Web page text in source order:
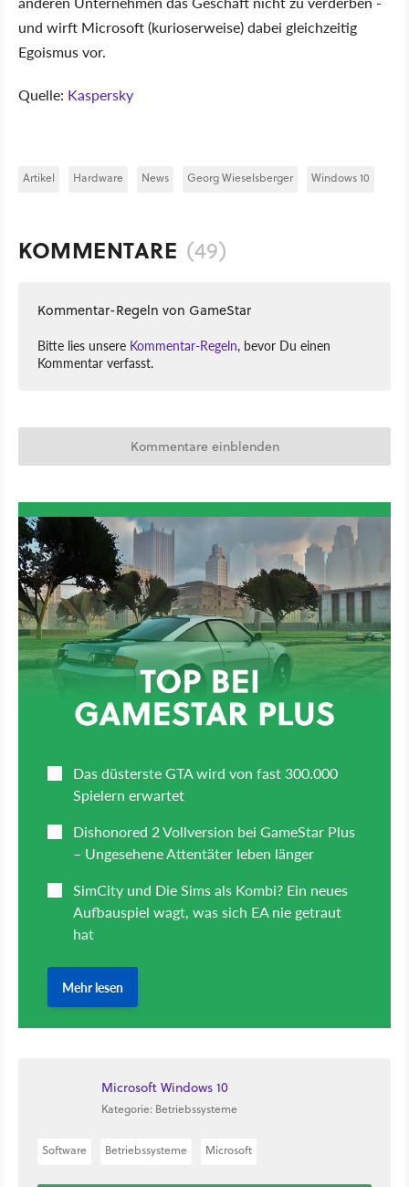
und wirft Microsoft (kurioserweise) dabei gleichzeitig
Egoismus vor.
Quelle: Kaspersky
Artikel Hardware News Georg Wieselsberger Windows 10
KOMMENTARE (49)
Kommentar-Regeln von GameStar
Bitte lies unsere Kommentar-Regeln, bevor Du einen
Kommentar verfasst.
Kommentare einblenden
Microsoft Windows 10
Kategorie: Betriebssysteme
Software Betriebssysteme Microsoft